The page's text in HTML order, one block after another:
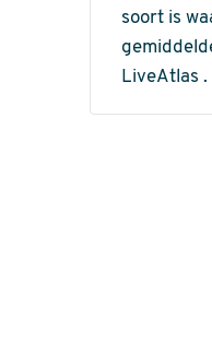
soort is
LiveAtlas .